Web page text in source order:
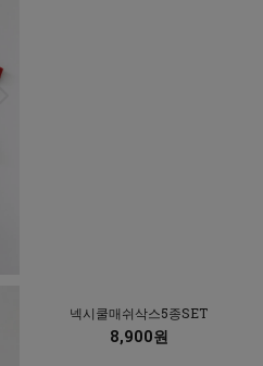
넥시쿨매쉬삭스5종SET
8,900원